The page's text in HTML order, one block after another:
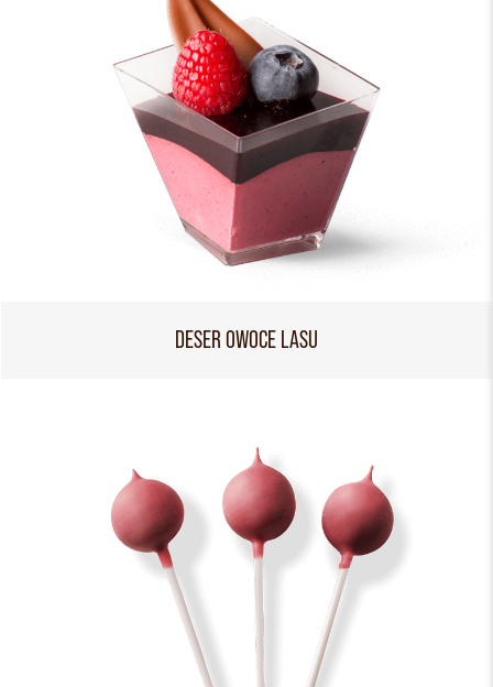
DESER OWOCE LASU